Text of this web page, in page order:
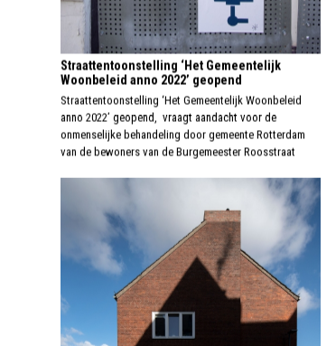
Straattentoonstelling ‘Het Gemeentelijk
Woonbeleid anno 2022’ geopend
Straattentoonstelling ‘Het Gemeentelijk Woonbeleid
anno 2022’ geopend, vraagt aandacht voor de
onmenselijke behandeling door gemeente Rotterdam
van de bewoners van de Burgemeester Roosstraat